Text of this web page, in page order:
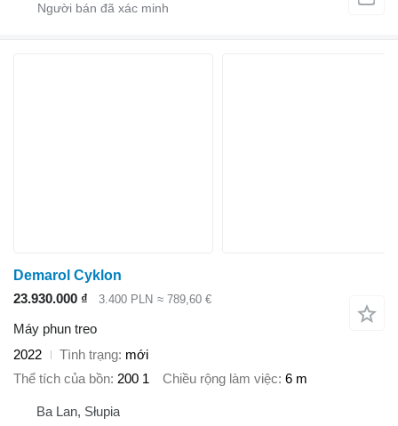
Demarol Cyklon
23.930.000 ₫
3.400 PLN ≈ 789,60 €
Máy phun treo
2022
Tình trạng mới
Thể tích của bồn 200 1 Chiều rộng làm việc 6 m
Ba Lan, Słupia